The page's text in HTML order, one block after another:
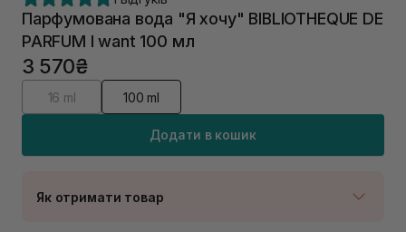
Парфумована вода "Я хочу" BIBLIOTHEQUE DE
PARFUM I want 100 мл
3 570₴
16 ml 100 ml
Додати в кошик
Як отримати товар